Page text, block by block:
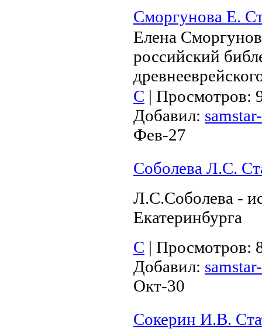
Сморгунова Е.
Елена
российский
С | Просмотров:
Добавил:
Фев-27
Соболева Л.С.
Л.С.Соболева -
Екатеринбурга
С | Просмотров:
Добавил:
Окт-30
Сокерин И.В.